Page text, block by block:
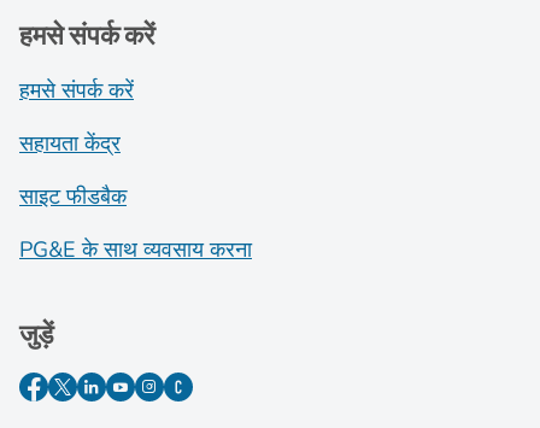
हमसे संपर्क करें
हमसे संपर्क करें
सहायता केंद्र
साइट फीडबैक
PG&E के साथ व्यवसाय करना
जुड़ें